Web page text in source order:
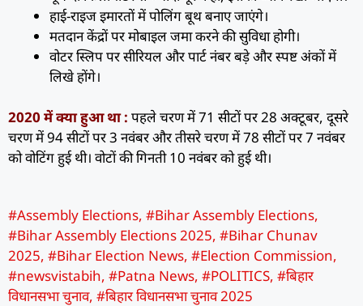
हाई-राइज इमारतों में पोलिंग बूथ बनाए जाएंगे।
मतदान केंद्रों पर मोबाइल जमा करने की सुविधा होगी।
वोटर स्लिप पर सीरियल और पार्ट नंबर बड़े और स्पष्ट अंकों में
लिखे होंगे।
2020 में क्या हुआ था : पहले चरण में 71 सीटों पर 28 अक्टूबर, दूसरे
चरण में 94 सीटों पर 3 नवंबर और तीसरे चरण में 78 सीटों पर 7 नवंबर
को वोटिंग हुई थी। वोटों की गिनती 10 नवंबर को हुई थी।
#Assembly Elections, #Bihar Assembly Elections,
#Bihar Assembly Elections 2025, #Bihar Chunav
2025, #Bihar Election News, #Election Commission,
#newsvistabih, #Patna News, #POLITICS, #बिहार
विधानसभा चुनाव, #बिहार विधानसभा चुनाव 2025